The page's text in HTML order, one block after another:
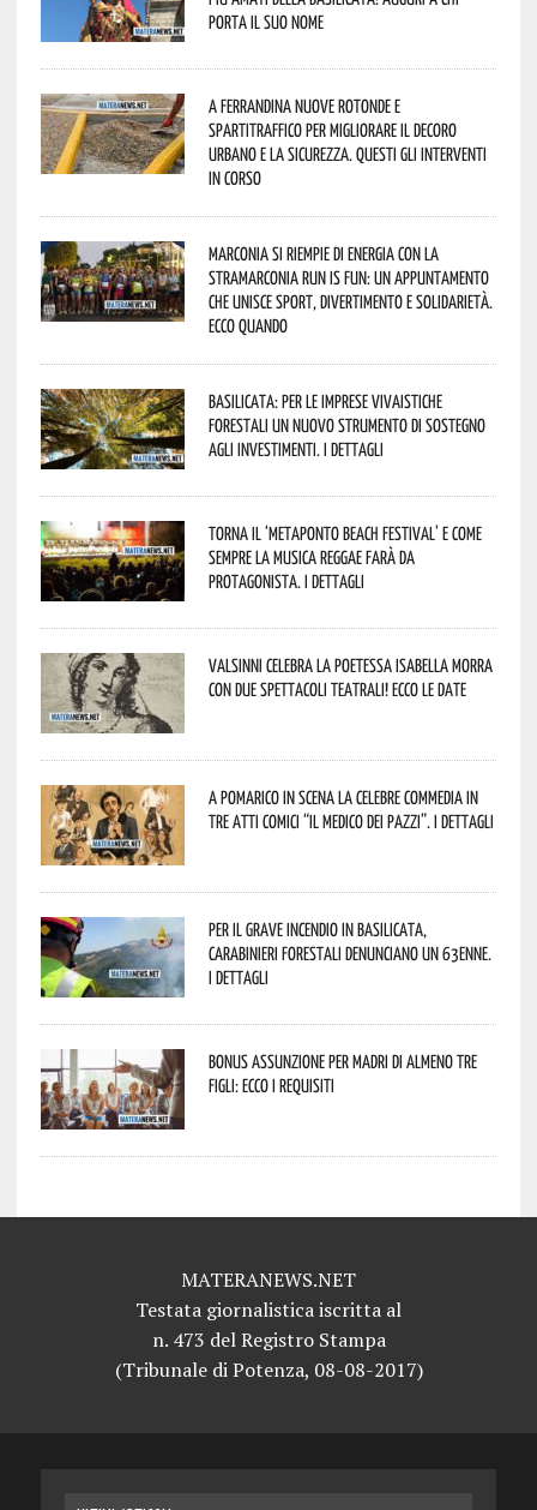
porta il suo nome
A Ferrandina nuove rotonde e
spartitraffico per migliorare il decoro
urbano e la sicurezza. Questi gli interventi
in corso
Marconia si riempie di energia con la
StraMarconia Run is Fun: un appuntamento
che unisce sport, divertimento e solidarietà.
Ecco quando
Basilicata: per le imprese vivaistiche
forestali un nuovo strumento di sostegno
agli investimenti. I dettagli
Torna il ‘Metaponto beach festival’ e come
sempre la musica reggae farà da
protagonista. I dettagli
Valsinni celebra la poetessa Isabella Morra
con due spettacoli teatrali! Ecco le date
A Pomarico in scena la celebre commedia in
tre atti comici “Il medico dei pazzi”. I dettagli
Per il grave incendio in Basilicata,
Carabinieri forestali denunciano un 63enne.
I dettagli
Bonus assunzione per madri di almeno tre
figli: ecco i requisiti
MATERANEWS.NET
Testata giornalistica iscritta al
n. 473 del Registro Stampa
(Tribunale di Potenza, 08-08-2017)